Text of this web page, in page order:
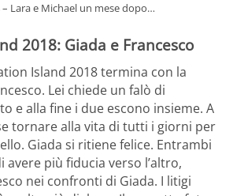
Lara e Michael un mese dopo…
2018: Giada e Francesco
Island 2018 termina con la
Lei chiede un falò di
e alla fine i due escono insieme. A
tornare alla vita di tutti i giorni per
Giada si ritiene felice. Entrambi
più fiducia verso l’altro,
nei confronti di Giada. I litigi